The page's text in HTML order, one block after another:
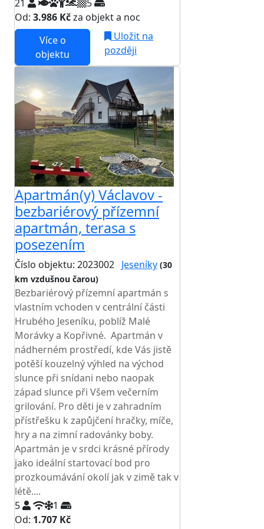
21
5
Od: 3.986 Kčza objekt a noc
Více o
objektu
Uložit na
později
Apartmán(y) Václavov -
bezbariérový přízemní
apartmán, terasa s
posezením
Číslo objektu: 2023002 Jeseníky (30
km vzdušnou čarou)
Bezbariérový přízemní apartmán s
vlastním vchoden v centrální části
Hrubého Jeseníku, poblíž Malé
Morávky a Kopřivné. Apartmán v
nádherném prostředí, kde Vás jistě
potěší kouzelný výhled na východ
slunce při snídani nebo naopak
západ slunce při Všem večerním
grilování. Pro děti je v zahradním
přístřešku k zapůjčení hračky, míče,
hry a na zimní radovánky boby.
Apartmán je v srdci krásné přírody
jako ideální startovací bod pro
prozkoumávání okolí jak v zimě tak v
létě....
5
1
Od: 1.707 Kč